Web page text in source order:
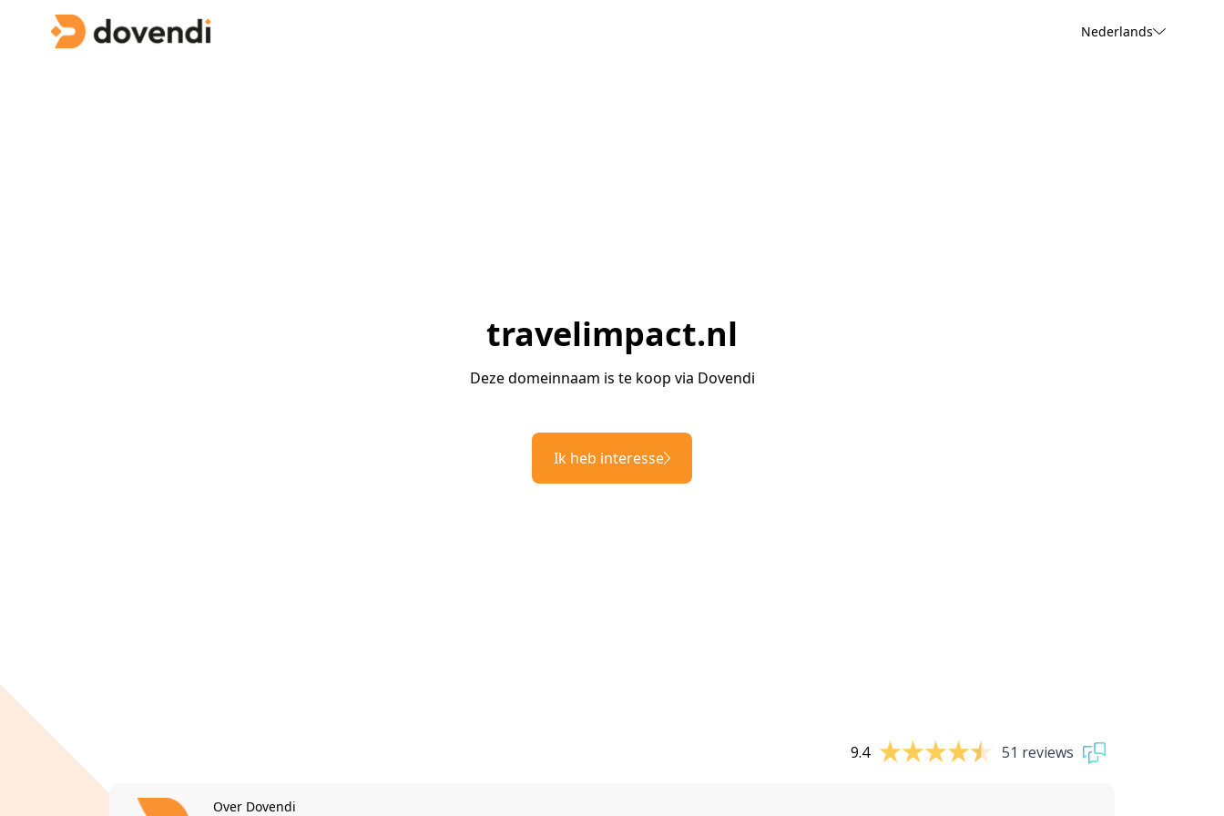
Nederlands
travelimpact.nl
Deze domeinnaam is te koop via Dovendi
Ik heb interesse
9.4 51 reviews
Over Dovendi